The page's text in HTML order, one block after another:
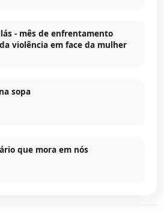
- mês de enfrentamento
violência em face da mulher
sopa
que mora em nós